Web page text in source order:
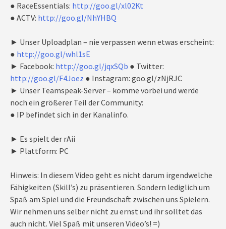
● RaceEssentials: http://goo.gl/xl02Kt
● ACTV: http://goo.gl/NhYHBQ
► Unser Uploadplan – nie verpassen wenn etwas erscheint:
● http://goo.gl/whl1sE
► Facebook: http://goo.gl/jqxSQb ● Twitter:
http://goo.gl/F4Joez ● Instagram: goo.gl/zNjRJC
► Unser Teamspeak-Server – komme vorbei und werde
noch ein größerer Teil der Community:
● IP befindet sich in der Kanalinfo.
► Es spielt der rAii
► Plattform: PC
Hinweis: In diesem Video geht es nicht darum irgendwelche
Fähigkeiten (Skill’s) zu präsentieren. Sondern lediglich um
Spaß am Spiel und die Freundschaft zwischen uns Spielern.
Wir nehmen uns selber nicht zu ernst und ihr solltet das
auch nicht. Viel Spaß mit unseren Video’s! =)